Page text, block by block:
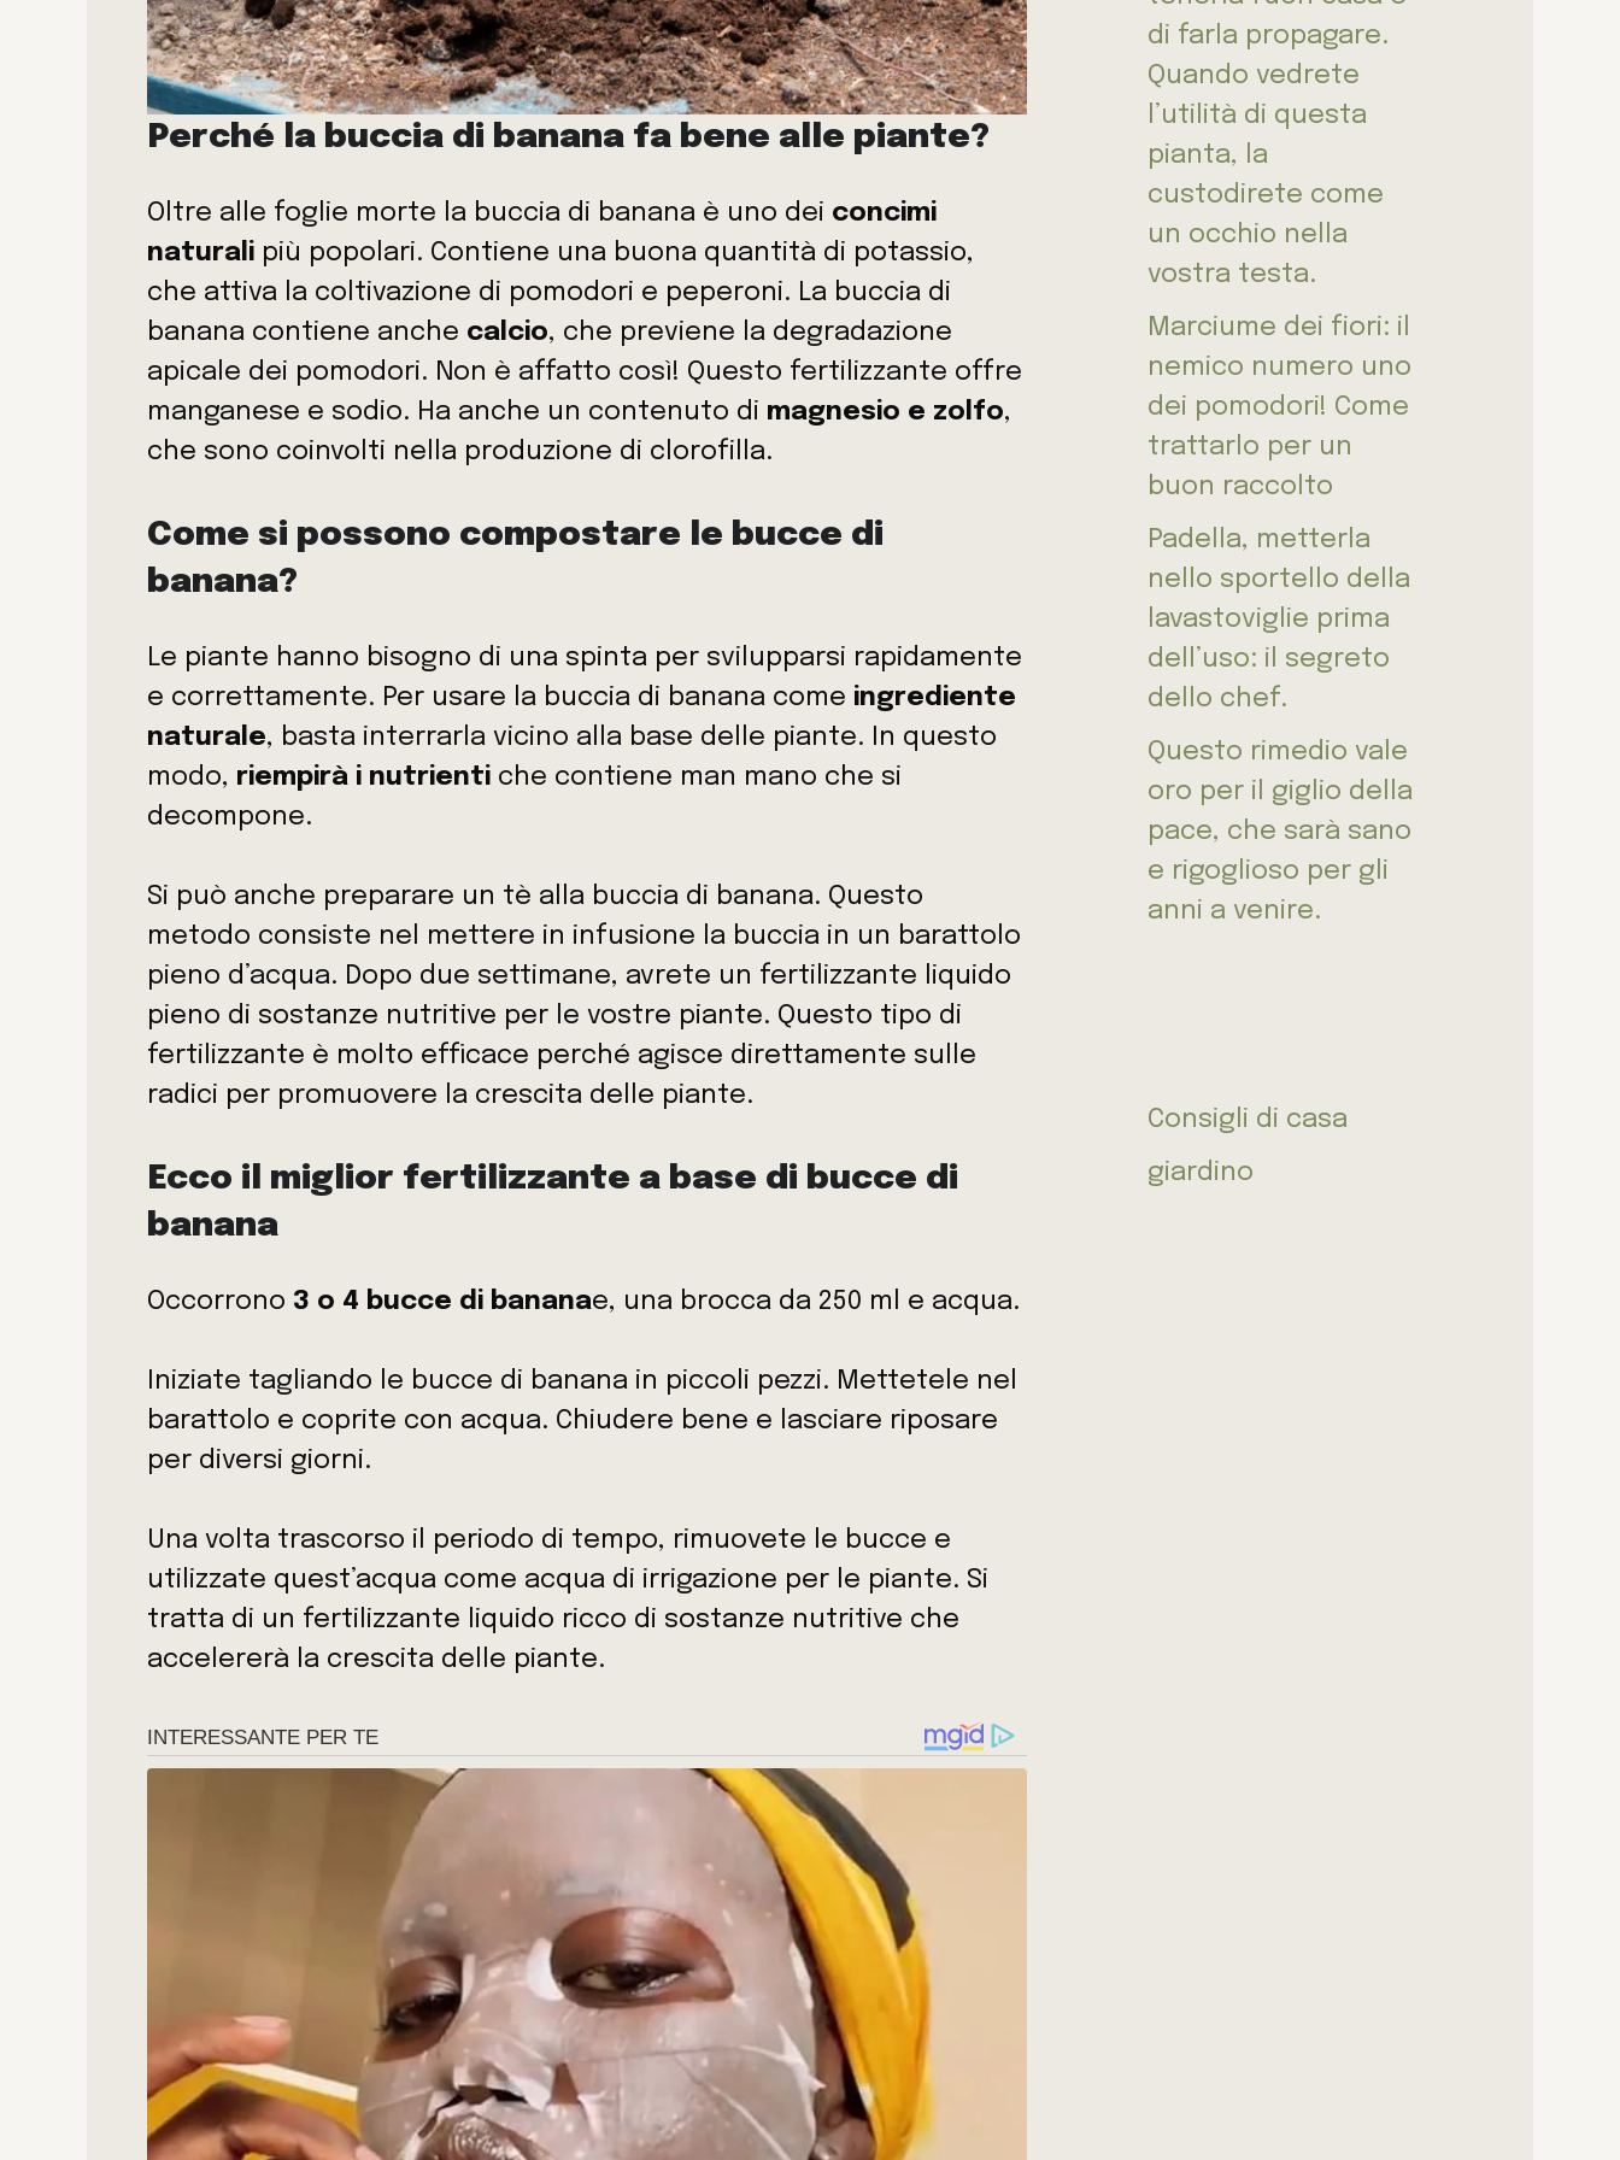
Perché la buccia di banana fa bene alle piante?
Oltre alle foglie morte la buccia di banana è uno dei concimi
naturali più popolari. Contiene una buona quantità di potassio,
che attiva la coltivazione di pomodori e peperoni. La buccia di
banana contiene anche calcio, che previene la degradazione
apicale dei pomodori. Non è affatto così! Questo fertilizzante offre
manganese e sodio. Ha anche un contenuto di magnesio e zolfo,
che sono coinvolti nella produzione di clorofilla.
Come si possono compostare le bucce di
banana?
Le piante hanno bisogno di una spinta per svilupparsi rapidamente
e correttamente. Per usare la buccia di banana come ingrediente
naturale, basta interrarla vicino alla base delle piante. In questo
modo, riempirà i nutrienti che contiene man mano che si
decompone.
Si può anche preparare un tè alla buccia di banana. Questo
metodo consiste nel mettere in infusione la buccia in un barattolo
pieno d’acqua. Dopo due settimane, avrete un fertilizzante liquido
pieno di sostanze nutritive per le vostre piante. Questo tipo di
fertilizzante è molto efficace perché agisce direttamente sulle
radici per promuovere la crescita delle piante.
Ecco il miglior fertilizzante a base di bucce di
banana
Occorrono 3 o 4 bucce di bananae, una brocca da 250 ml e acqua.
Iniziate tagliando le bucce di banana in piccoli pezzi. Mettetele nel
barattolo e coprite con acqua. Chiudere bene e lasciare riposare
per diversi giorni.
Una volta trascorso il periodo di tempo, rimuovete le bucce e
utilizzate quest’acqua come acqua di irrigazione per le piante. Si
tratta di un fertilizzante liquido ricco di sostanze nutritive che
accelererà la crescita delle piante.
di farla propagare.
Quando vedrete
l’utilità di questa
pianta, la
custodirete come
un occhio nella
vostra testa.
Marciume dei fiori: il
nemico numero uno
dei pomodori! Come
trattarlo per un
buon raccolto
Padella, metterla
nello sportello della
lavastoviglie prima
dell’uso: il segreto
dello chef.
Questo rimedio vale
oro per il giglio della
pace, che sarà sano
e rigoglioso per gli
anni a venire.
Consigli di casa
giardino